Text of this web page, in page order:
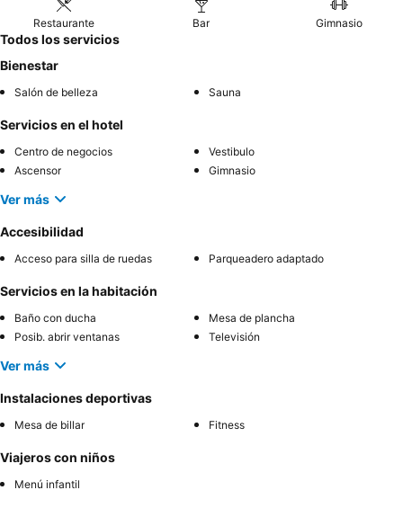
Restaurante Bar Gimnasio
Todos los servicios
Bienestar
Salón de belleza Sauna
Servicios en el hotel
Centro de negocios
Vestibulo
Ascensor
Gimnasio
Ver más
Accesibilidad
Acceso para silla de ruedas Parqueadero adaptado
Servicios en la habitación
Baño con ducha
Mesa de plancha
Posib. abrir ventanas
Televisión
Ver más
Instalaciones deportivas
Mesa de billar Fitness
Viajeros con niños
Menú infantil